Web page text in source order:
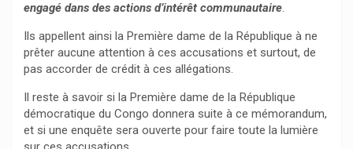
engagé dans des actions d’intérêt communautaire.
Ils appellent ainsi la Première dame de la République à ne
prêter aucune attention à ces accusations et surtout, de
pas accorder de crédit à ces allégations.
Il reste à savoir si la Première dame de la République
démocratique du Congo donnera suite à ce mémorandum,
et si une enquête sera ouverte pour faire toute la lumière